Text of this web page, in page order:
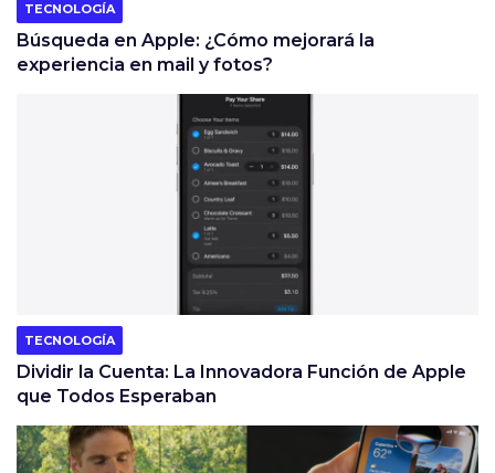
TECNOLOGÍA
Búsqueda en Apple: ¿Cómo mejorará la
experiencia en mail y fotos?
TECNOLOGÍA
Dividir la Cuenta: La Innovadora Función de Apple
que Todos Esperaban